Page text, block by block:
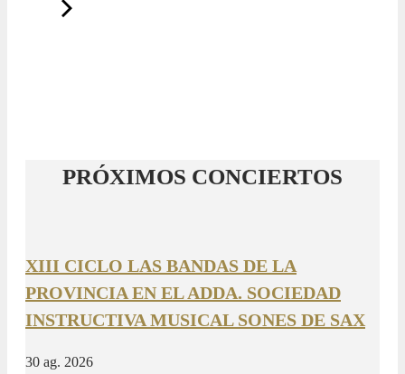
PRÓXIMOS CONCIERTOS
XIII CICLO LAS BANDAS DE LA
PROVINCIA EN EL ADDA. SOCIEDAD
INSTRUCTIVA MUSICAL SONES DE SAX
30 ag. 2026